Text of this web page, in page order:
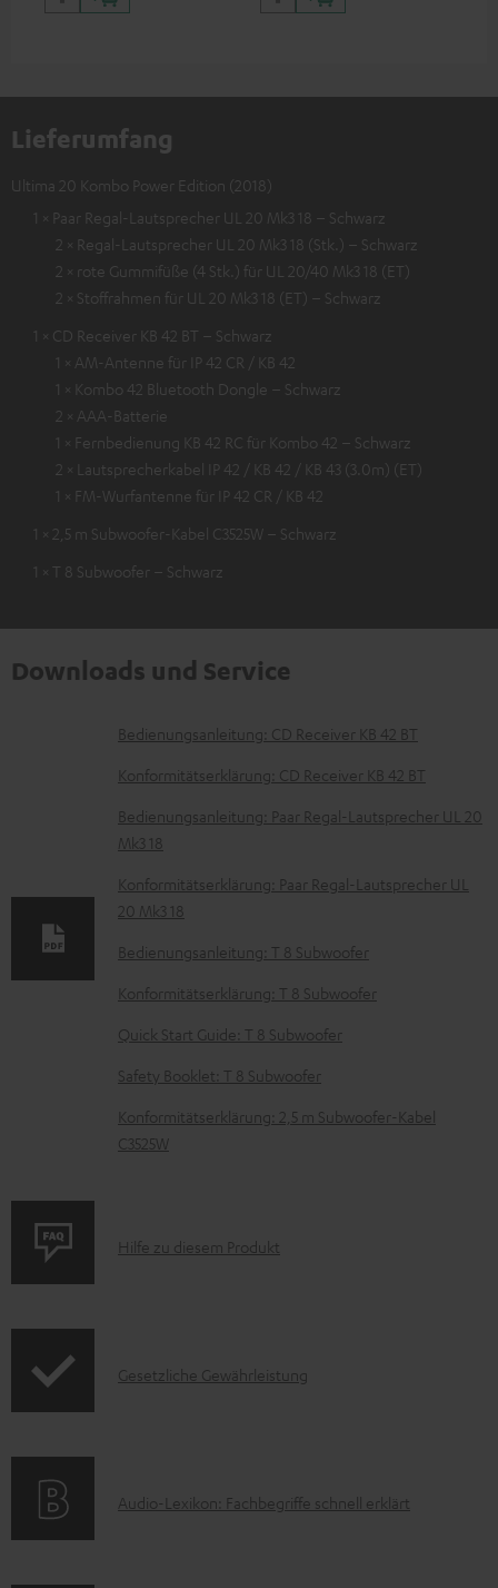
Lieferumfang
Ultima 20 Kombo Power Edition (2018)
1 × Paar Regal-Lautsprecher UL 20 Mk3 18 – Schwarz
2 × Regal-Lautsprecher UL 20 Mk3 18 (Stk.) – Schwarz
2 × rote Gummifüße (4 Stk.) für UL 20/40 Mk3 18 (ET)
2 × Stoffrahmen für UL 20 Mk3 18 (ET) – Schwarz
1 × CD Receiver KB 42 BT – Schwarz
1 × AM-Antenne für IP 42 CR / KB 42
1 × Kombo 42 Bluetooth Dongle – Schwarz
2 × AAA-Batterie
1 × Fernbedienung KB 42 RC für Kombo 42 – Schwarz
2 × Lautsprecherkabel IP 42 / KB 42 / KB 43 (3.0m) (ET)
1 × FM-Wurfantenne für IP 42 CR / KB 42
1 × 2,5 m Subwoofer-Kabel C3525W – Schwarz
1 × T 8 Subwoofer – Schwarz
Downloads und Service
D
o
u
e
t
e
z
u
H
r
e
Bedienungsanleitung: CD Receiver KB 42 BT
Konformitätserklärung: CD Receiver KB 42 BT
Bedienungsanleitung: Paar Regal-Lautsprecher UL 20
Mk3 18
Konformitätserklärung: Paar Regal-Lautsprecher UL
20 Mk3 18
Bedienungsanleitung: T 8 Subwoofer
Konformitätserklärung: T 8 Subwoofer
Quick Start Guide: T 8 Subwoofer
Safety Booklet: T 8 Subwoofer
Konformitätserklärung: 2,5 m Subwoofer-Kabel
C3525W
P
u
A
Hilfe zu diesem Produkt
I
r
Gesetzliche Gewährleistung
A
Audio-Lexikon: Fachbegriffe schnell erklärt